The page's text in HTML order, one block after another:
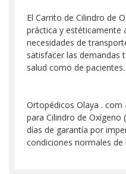
El Carrito de Cilindro de
práctica y estéticamente
necesidades de
satisfacer las demandas
salud como de pacientes.
Ortopédicos Olaya . com
para Cilindro de Oxígeno
días de garantía por
condiciones normales de